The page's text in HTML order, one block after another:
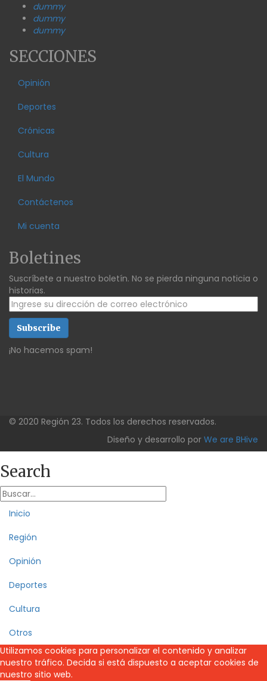
dummy
dummy
dummy
SECCIONES
Opinión
Deportes
Crónicas
Cultura
El Mundo
Contáctenos
Mi cuenta
Boletines
Suscríbete a nuestro boletín. No se pierda ninguna noticia o
historias.
¡No hacemos spam!
© 2020 Región 23. Todos los derechos reservados.
Diseño y desarrollo por We are BHive
Search
Inicio
Región
Opinión
Deportes
Cultura
Otros
Utilizamos cookies para personalizar el contenido y analizar
nuestro tráfico. Decida si está dispuesto a aceptar cookies de
nuestro sitio web.